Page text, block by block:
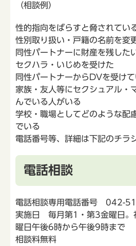
（相談例）
性的指向をばらすと脅されてい
性別取り扱い・戸籍の名前を変
同性パートナーに財産を残した
セクハラ・いじめを受けた
同性パートナーからDVを受けて
家族・友人等にセクシュアル・
んでいる人がいる
学校・職場としてどのような配
でいる
電話番号等、詳細は下記のチラ
電話相談
電話相談専用電話番号 042-
実施日 毎月第1・第3金曜日。
曜日午後6時から午後9時まで
相談料無料